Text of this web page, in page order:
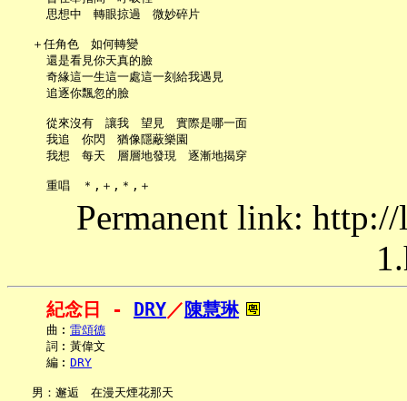
     思想中　轉眼掠過　微妙碎片
   ＋任角色　如何轉變
     還是看見你天真的臉
     奇緣這一生這一處這一刻給我遇見
     追逐你飄忽的臉
     從來沒有　讓我　望見　實際是哪一面
     我追　你閃　猶像隱蔽樂園
     我想　每天　層層地發現　逐漸地揭穿
Permanent link:
紀念日 - DRY／ 陳慧琳
     曲︰
雷頌德
     詞︰黃偉文
     編︰
DRY
   男：邂逅　在漫天煙花那天